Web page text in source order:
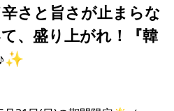
さと旨さが止まらな
、盛り上がれ！『韓